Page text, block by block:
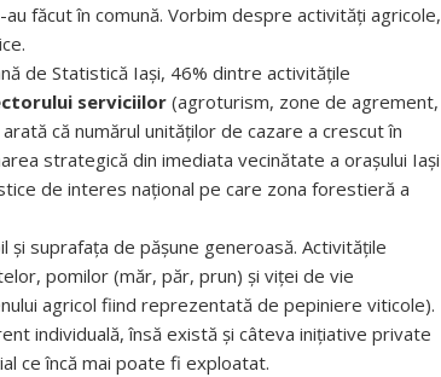
făcut în comună. Vorbim despre activități agricole,
de Statistică Iași, 46% dintre activitățile
serviciilor(agroturism, zone de agrement,
că numărul unităților de cazare a crescut în
strategică din imediata vecinătate a orașului Iași
de interes național pe care zona forestieră a
suprafața de pășune generoasă. Activitățile
pomilor (măr, păr, prun) și viței de vie
agricol fiind reprezentată de pepiniere viticole).
individuală, însă există și câteva inițiative private
ce încă mai poate fi exploatat.